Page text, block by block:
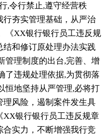
,令行禁止,遵守经营秩
行夯实管理基础，从严治
《XX银行银行员工违反规
和修订原处理办法实践
管理制度的出台,完善、增
了违规处理依据,为贯彻落
恒地坚持从严管理,必将打
风险，遏制案件发生具
XX银行银行员工违反规章
实力，不断增强我行竞